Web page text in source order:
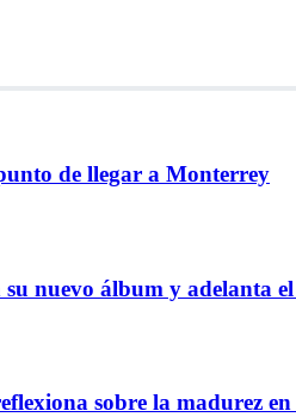
de llegar a Monterrey
nuevo álbum y adelanta
sobre la madurez